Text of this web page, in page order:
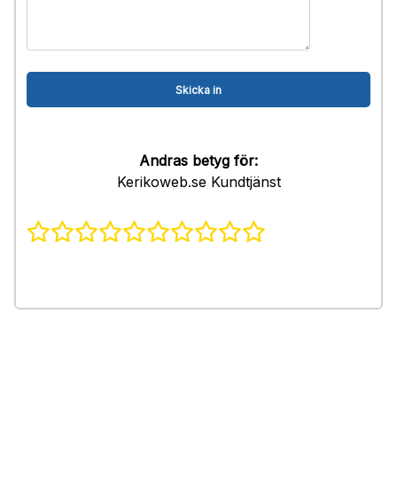
Andras betyg för:
Kerikoweb.se Kundtjänst